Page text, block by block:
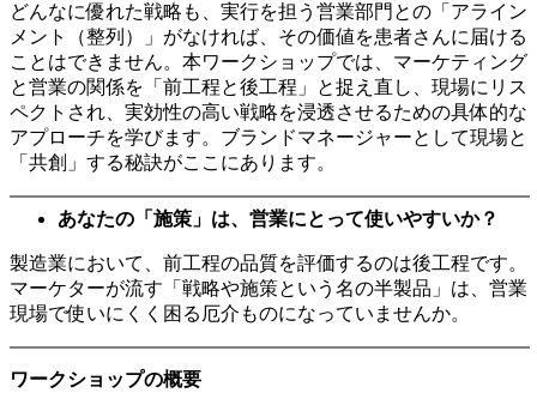
どんなに優れた戦略も、実行を担う営業部門との「アライン
メント（整列）」がなければ、その価値を患者さんに届ける
ことはできません。本ワークショップでは、マーケティング
と営業の関係を「前工程と後工程」と捉え直し、現場にリス
ペクトされ、実効性の高い戦略を浸透させるための具体的な
アプローチを学びます。ブランドマネージャーとして現場と
「共創」する秘訣がここにあります。
あなたの「施策」は、営業にとって使いやすいか？
製造業において、前工程の品質を評価するのは後工程です。
マーケターが流す「戦略や施策という名の半製品」は、営業
現場で使いにくく困る厄介ものになっていませんか。
ワークショップの概要